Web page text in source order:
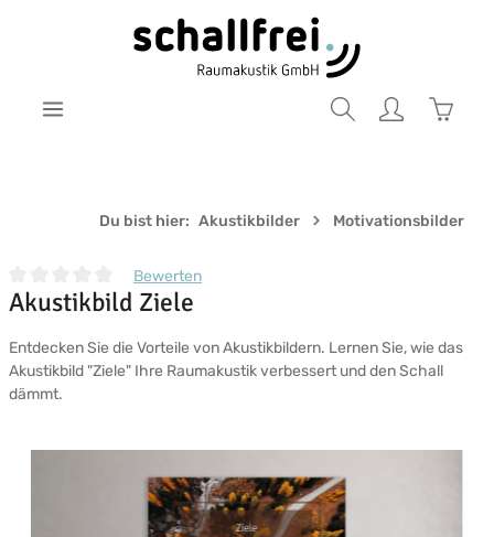
Zum Hauptinhalt springen
Du bist hier: Akustikbilder Motivationsbilder
Durchschnittliche Bewertung von 0 von 5 Sternen
Bewerten
Akustikbild Ziele
Entdecken Sie die Vorteile von Akustikbildern. Lernen Sie, wie das
Akustikbild "Ziele" Ihre Raumakustik verbessert und den Schall
dämmt.